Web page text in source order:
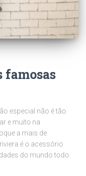
famosas
especial não é tão
e muito na
a mais de
é o acessório
do mundo todo.